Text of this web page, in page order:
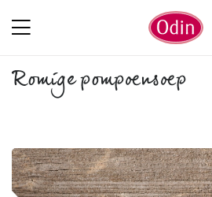
Romige pompoensoep